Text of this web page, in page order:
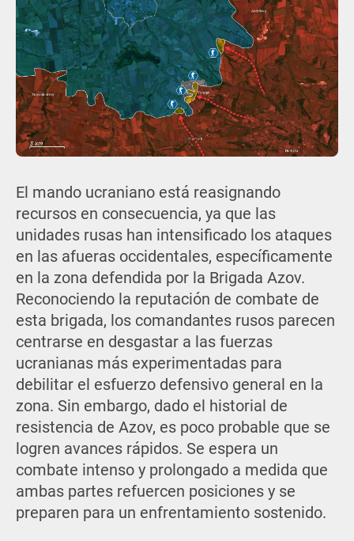
El mando ucraniano está reasignando
recursos en consecuencia, ya que las
unidades rusas han intensificado los ataques
en las afueras occidentales, específicamente
en la zona defendida por la Brigada Azov.
Reconociendo la reputación de combate de
esta brigada, los comandantes rusos parecen
centrarse en desgastar a las fuerzas
ucranianas más experimentadas para
debilitar el esfuerzo defensivo general en la
zona. Sin embargo, dado el historial de
resistencia de Azov, es poco probable que se
logren avances rápidos. Se espera un
combate intenso y prolongado a medida que
ambas partes refuercen posiciones y se
preparen para un enfrentamiento sostenido.